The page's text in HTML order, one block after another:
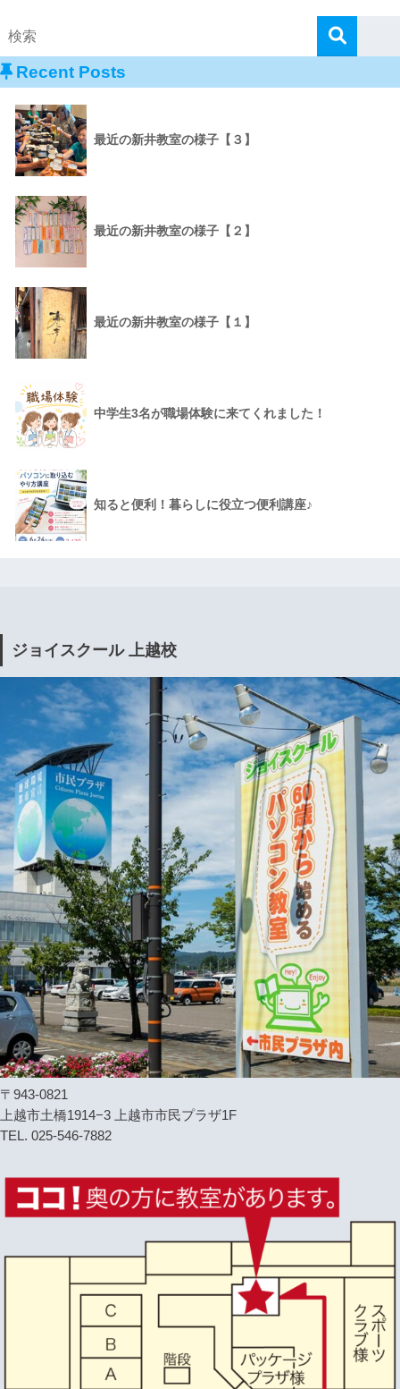
Recent Posts
最近の新井教室の様子【３】
最近の新井教室の様子【２】
最近の新井教室の様子【１】
中学生3名が職場体験に来てくれました！
知ると便利！暮らしに役立つ便利講座♪
ジョイスクール 上越校
〒943-0821
上越市土橋1914−3 上越市市民プラザ1F
TEL. 025-546-7882